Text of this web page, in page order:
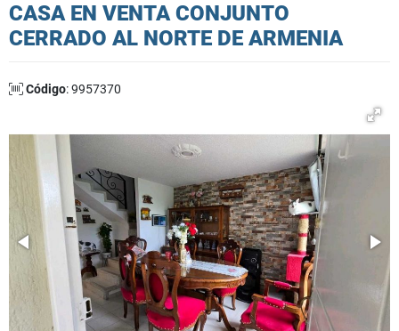
CASA EN VENTA CONJUNTO
CERRADO AL NORTE DE ARMENIA
Código: 9957370